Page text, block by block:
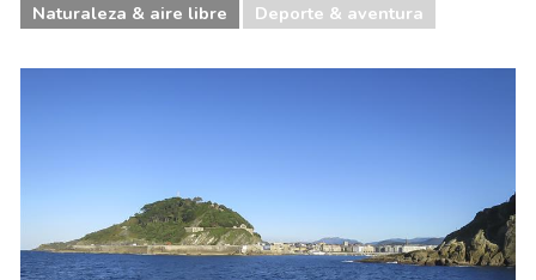
Naturaleza & aire libre Deporte & aventura